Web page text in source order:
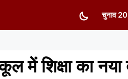
चुनाव
में शिक्षा का